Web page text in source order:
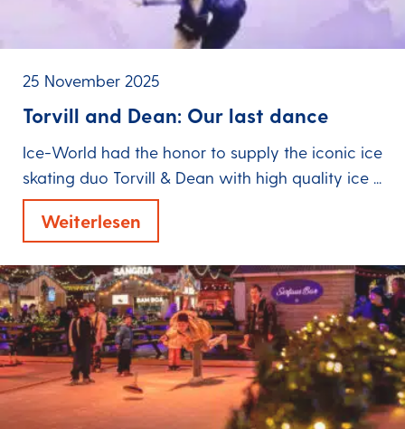
25 November 2025
Torvill and Dean: Our last dance
Ice-World had the honor to supply the iconic ice
skating duo Torvill & Dean with high quality ice ...
Weiterlesen